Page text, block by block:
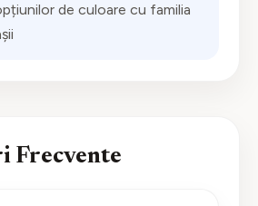
de culoare cu familia
Frecvente